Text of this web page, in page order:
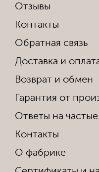
Отзывы
Контакты
Обратная связь
Доставка и
Возврат и обмен
Гарантия от
Ответы на
Контакты
О фабрике